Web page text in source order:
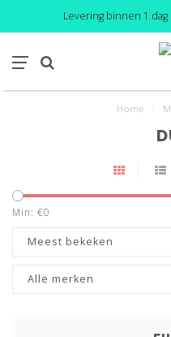
Levering binnen 1
Home
Min: €0
Meest bekeken
Alle merken